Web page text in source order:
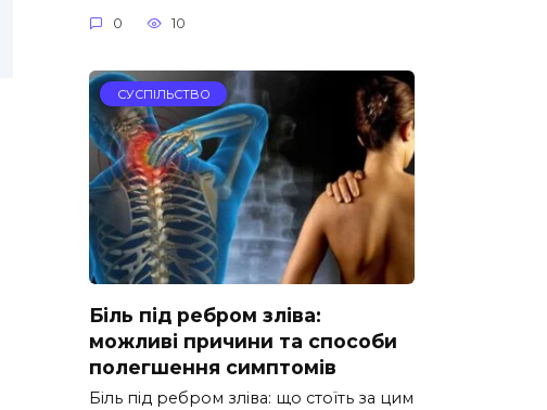
0 10
СУСПІЛЬСТВО
Біль під ребром зліва:
можливі причини та способи
полегшення симптомів
Біль під ребром зліва: що стоїть за цим